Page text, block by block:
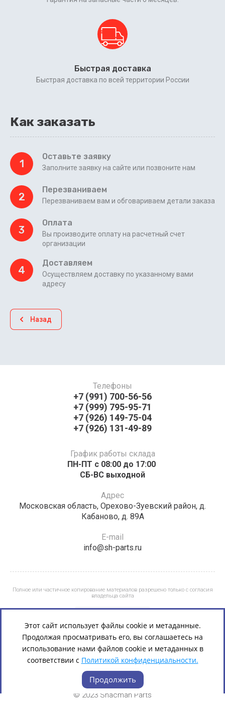
Быстрая доставка
Быстрая доставка по всей территории России
Как заказать
1
Оставьте заявку
Заполните заявку на сайте или позвоните нам
2
Перезваниваем
Перезваниваем вам и обговариваем детали заказа
3
Оплата
Вы производите оплату на расчетный счет
организации
4
Доставляем
Осуществляем доставку по указанному вами
адресу
Назад
Телефоны
+7 (991) 700-56-56
+7 (999) 795-95-71
+7 (926) 149-75-04
+7 (926) 131-49-89
График работы склада
ПН-ПТ с 08:00 до 17:00 ​​​​​​
СБ-ВС выходной
Адрес
Московская область, Орехово-Зуевский район, д.
Кабаново, д. 89А
E-mail
info@sh-parts.ru
Полное или частичное копирование материалов разрешено только с согласия
владельца сайта
© 2023 Shacman Parts
Этот сайт использует файлы cookie и метаданные.
Продолжая просматривать его, вы соглашаетесь на
использование нами файлов cookie и метаданных в
соответствии с Политикой конфиденциальности.
Продолжить